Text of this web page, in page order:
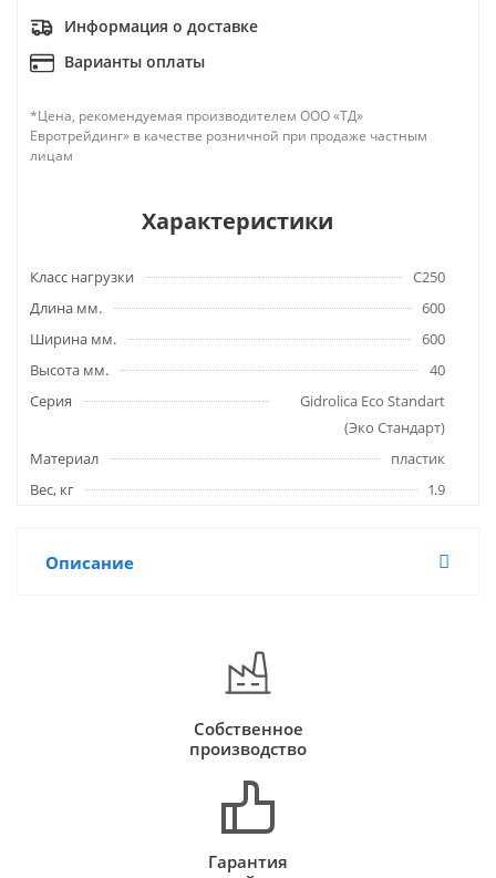
Информация о доставке
Варианты оплаты
*Цена, рекомендуемая производителем ООО «ТД»
Евротрейдинг» в качестве розничной при продаже частным
лицам
Характеристики
Класс нагрузки
C250
Длина мм.
600
Ширина мм.
600
Высота мм.
40
Серия
Gidrolica Eco Standart
(Эко Стандарт)
Материал
пластик
Вес, кг
1.9
Описание
Собственное
производство
Гарантия